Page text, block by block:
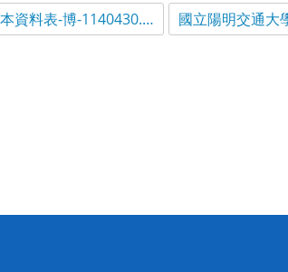
備審基本資料表-博-1140430.odt